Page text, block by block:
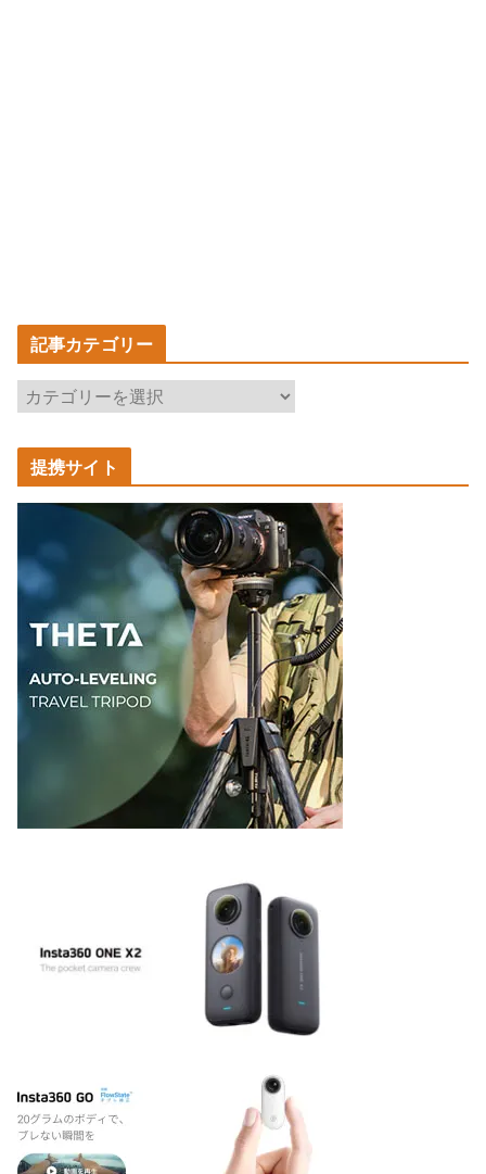
記事カテゴリー
記
事
カ
テ
ゴ
ー
提携サイト